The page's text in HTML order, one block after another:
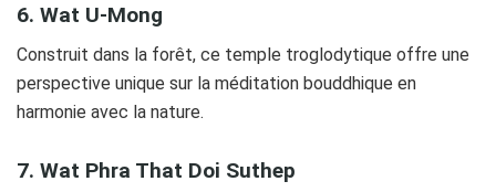
6. Wat U-Mong
Construit dans la forêt, ce temple troglodytique offre une
perspective unique sur la méditation bouddhique en
harmonie avec la nature.
7. Wat Phra That Doi Suthep